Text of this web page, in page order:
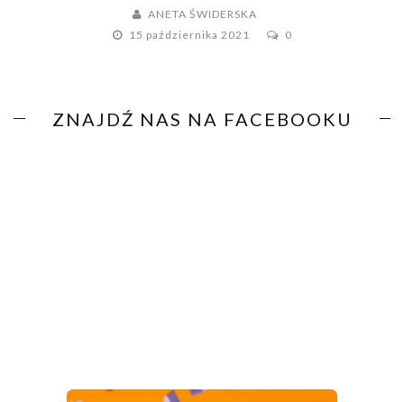
ANETA ŚWIDERSKA
15 października 2021
0
ZNAJDŹ NAS NA FACEBOOKU